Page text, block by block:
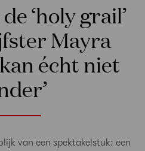
‘holy grail’
Mayra
écht niet
van een spektakelstuk: een